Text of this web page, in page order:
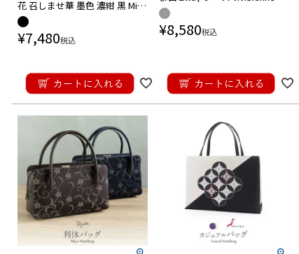
花 召しませ華 墨色 濃紺 黒 Mid
Blue Piano ピアノ 日本製 トー
ト バッグ きもの 鞄 カバン A4
¥7,480税込
ランド レディース
¥8,580税込